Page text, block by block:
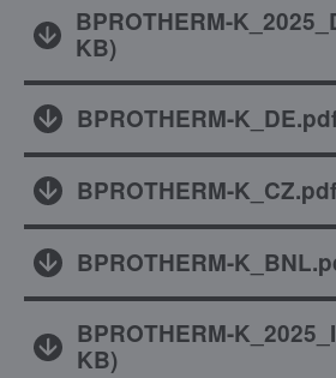
BPROTHERM-
KB)
BPROTHERM-
BPROTHERM-K_CZ.pdf
BPROTHERM-
BPROTHERM-
KB)